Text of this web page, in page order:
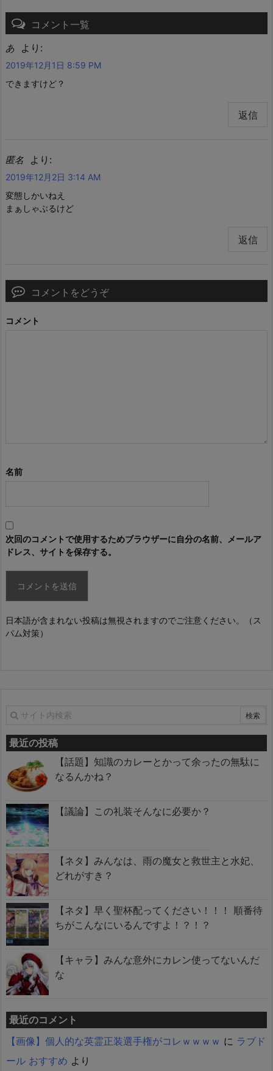
コメント一覧
あ より:
2019年12月1日 8:59 PM
できますけど？
返信
匿名 より:
2019年12月2日 3:14 AM
変態しかいねえ
まぁしゃぶるけど
返信
コメントをどうぞ
コメント
名前
次回のコメントで使用するためブラウザーに自分の名前、メールア
ドレス、サイトを保存する。
日本語が含まれない投稿は無視されますのでご注意ください。（ス
パム対策）
最近の投稿
【話題】知識のカレーとかって余ったの無駄に
なるんかね？
【議論】この礼装そんなに必要か？
【ネタ】みんなは、雨の魔女と救世主と水妃、
どれがすき？
【ネタ】早く聖杯配ってください！！！ 順番待
ちがこんなにいるんですよ！？！？
【キャラ】みんな意外にカレン使ってないんだ
な
最近のコメント
【画像】個人的な英霊正装選手権がコレｗｗｗｗ に ラブド
ール おすすめ より